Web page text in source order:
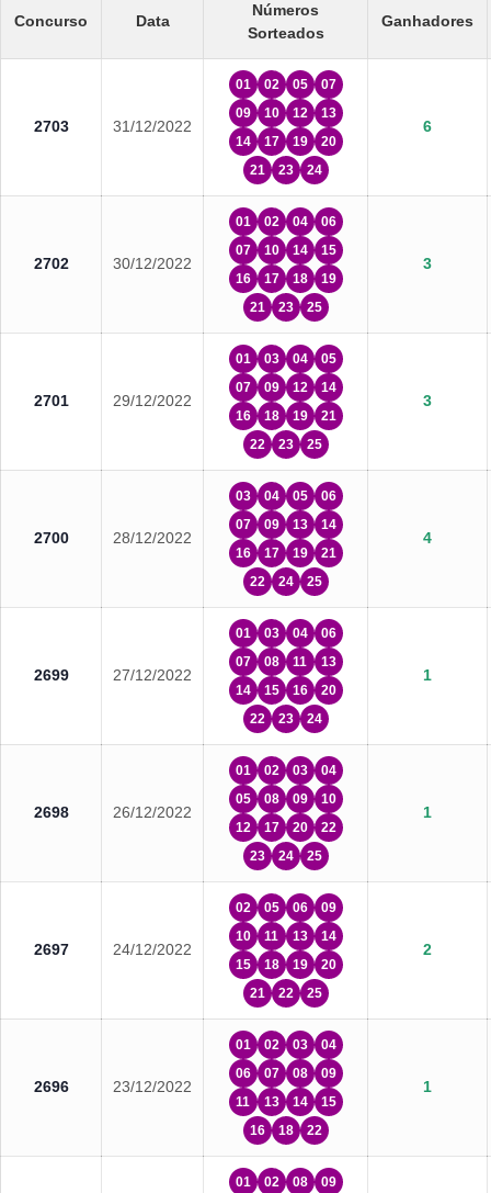
Concurso Data
Números
Sorteados
Ganhadores
2703 31/12/2022
01 02 05
07
09
10 12
13
14
17 19
20
21
23 24
6
2702 30/12/2022
01 02 04
06
07
10 14
15
16
17 18
19
21
23 25
3
2701 29/12/2022
01 03 04
05
07
09 12
14
16
18 19
21
22
23 25
3
2700 28/12/2022
03 04 05
06
07
09 13
14
16
17 19
21
22
24 25
4
2699 27/12/2022
01 03 04
06
07
08 11
13
14
15 16
20
22
23 24
1
2698 26/12/2022
01 02 03
04
05
08 09
10
12
17 20
22
23
24 25
1
2697 24/12/2022
02 05 06
09
10
11 13
14
15
18 19
20
21
22 25
2
2696 23/12/2022
01 02 03
04
06
07 08
09
11
13 14
15
16
18 22
1
01 02 08
09